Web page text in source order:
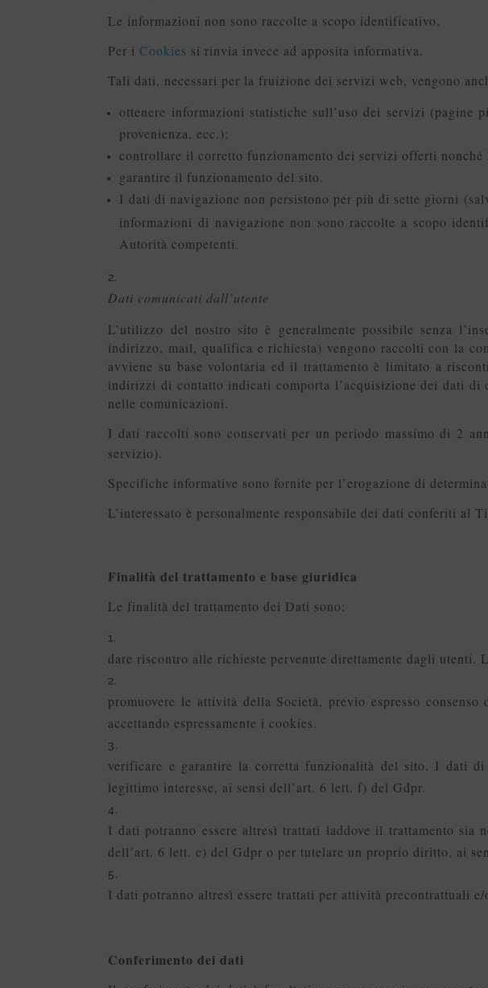
Le informazioni non sono raccolte a scopo identificativo.
Per iCookies si rinvia invece ad apposita informativa.
Tali dati, necessari per la fruizione dei servizi web, vengono
ottenere informazioni statistiche sull’uso dei servizi
provenienza, ecc.);
controllare il corretto funzionamento dei servizi offerti nonché
garantire il funzionamento del sito.
I dati di navigazione non persistono per più di sette giorni
informazioni di navigazione non sono raccolte a scopo
Autorità competenti.
Dati comunicati dall’utente
L’utilizzo del nostro sito è generalmente possibile senza
indirizzo, mail, qualifica e richiesta) vengono raccolti con la
avviene su base volontaria ed il trattamento è limitato a
indirizzi di contatto indicati comporta l’acquisizione dei dati
nelle comunicazioni.
I dati raccolti sono conservati per un periodo massimo di 2
servizio).
Specifiche informative sono fornite per l’erogazione di
L’interessato è personalmente responsabile dei dati conferiti al
Finalità del trattamento e base giuridica
Le finalità del trattamento dei Dati sono:
dare riscontro alle richieste pervenute direttamente dagli
promuovere le attività della Società, previo espresso
accettando espressamente i cookies.
verificare e garantire la corretta funzionalità del sito. I dati
legittimo interesse, ai sensi dell’art. 6 lett. f) del Gdpr.
I dati potranno essere altresì trattati laddove il trattamento sia
dell’art. 6 lett. c) del Gdpr o per tutelare un proprio diritto, ai
I dati potranno altresì essere trattati per attività precontrattuali
Conferimento dei dati